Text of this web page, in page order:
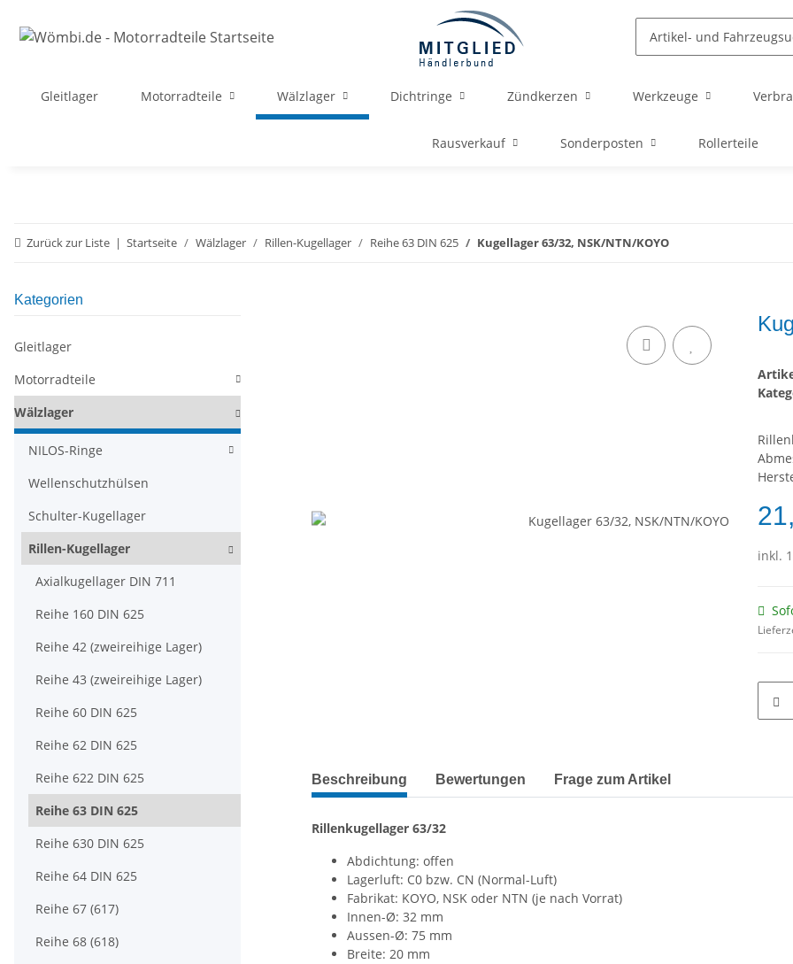
Gleitlager Motorradteile Wälzlager Dichtringe Zündkerzen Werkzeuge
Rausverkauf Sonderposten Rollerteile
Zurück zur Liste Startseite Wälzlager Rillen-Kugellager Reihe 63 DIN 625 Kugellager 63/32, NSK/NTN/KOYO
inkl.
weitere Registerkarten anzeigen
Beschreibung Bewertungen Frage zum Artikel
Rillenkugellager 63/32
Abdichtung: offen
Lagerluft: C0 bzw. CN (Normal-Luft)
Fabrikat: KOYO, NSK oder NTN (je nach Vorrat)
Innen-Ø: 32 mm
Aussen-Ø: 75 mm
Breite: 20 mm
Kategorien
Gleitlager
Motorradteile
Wälzlager
NILOS-Ringe
Wellenschutzhülsen
Schulter-Kugellager
Rillen-Kugellager
Axialkugellager DIN 711
Reihe 160 DIN 625
Reihe 42 (zweireihige Lager)
Reihe 43 (zweireihige Lager)
Reihe 60 DIN 625
Reihe 62 DIN 625
Reihe 622 DIN 625
Reihe 63 DIN 625
Reihe 630 DIN 625
Reihe 64 DIN 625
Reihe 67 (617)
Reihe 68 (618)